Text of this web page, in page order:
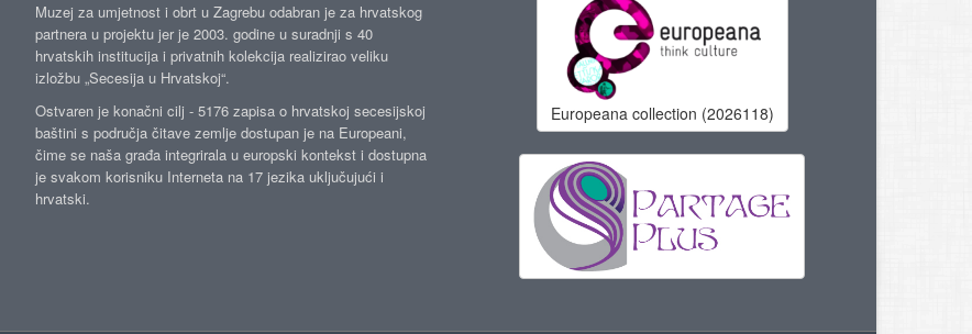
Muzej za umjetnost i obrt u Zagrebu odabran je za hrvatskog
partnera u projektu jer je 2003. godine u suradnji s 40
hrvatskih institucija i privatnih kolekcija realizirao veliku
izložbu „Secesija u Hrvatskoj“.
Ostvaren je konačni cilj - 5176 zapisa o hrvatskoj secesijskoj
baštini s područja čitave zemlje dostupan je na Europeani,
čime se naša građa integrirala u europski kontekst i dostupna
je svakom korisniku Interneta na 17 jezika uključujući i
hrvatski.
Europeana collection (2026118)